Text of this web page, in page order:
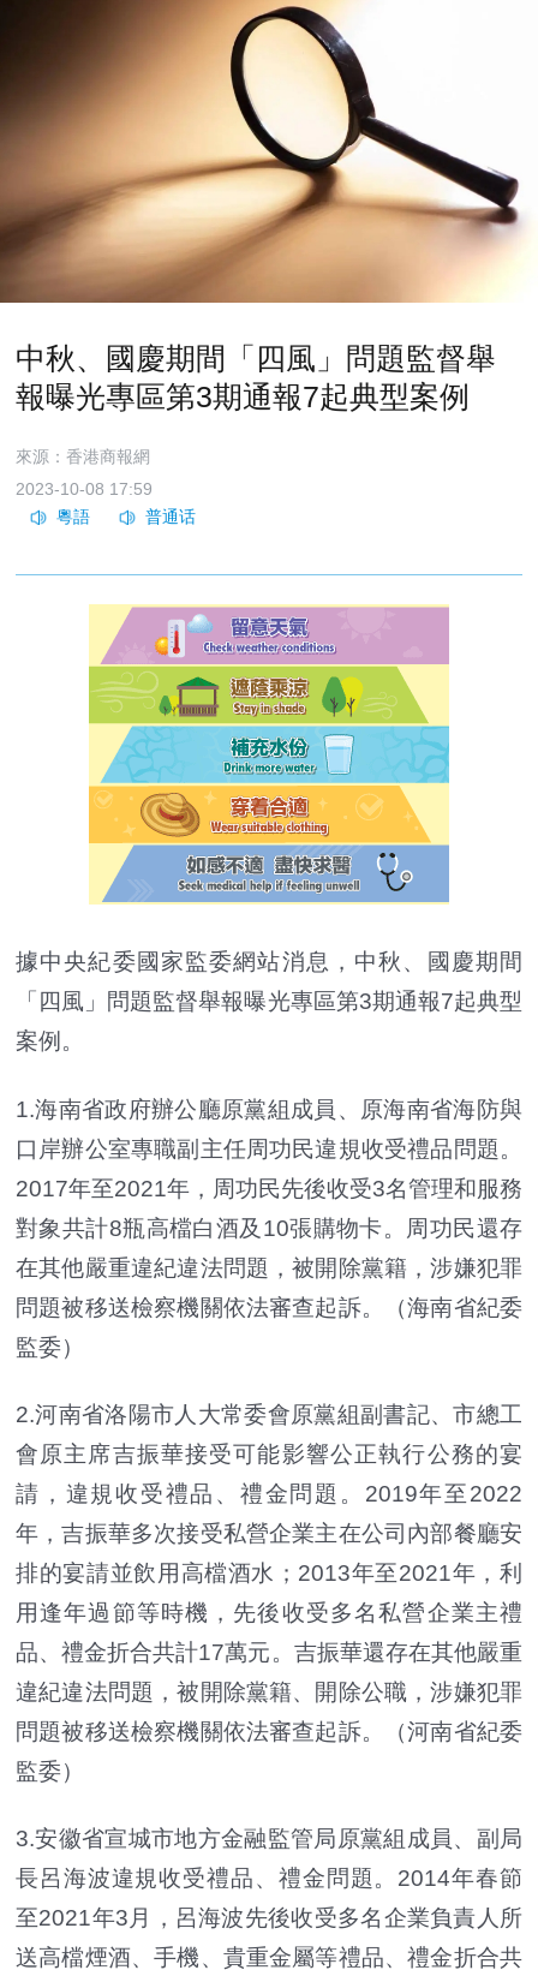
中秋、國慶期間「四風」問題監督舉
報曝光專區第3期通報7起典型案例
來源：香港商報網
2023-10-08 17:59
據中央紀委國家監委網站消息，中秋、國慶期間
「四風」問題監督舉報曝光專區第3期通報7起典型
案例。
1.海南省政府辦公廳原黨組成員、原海南省海防與
口岸辦公室專職副主任周功民違規收受禮品問題。
2017年至2021年，周功民先後收受3名管理和服務
對象共計8瓶高檔白酒及10張購物卡。周功民還存
在其他嚴重違紀違法問題，被開除黨籍，涉嫌犯罪
問題被移送檢察機關依法審查起訴。（海南省紀委
監委）
2.河南省洛陽市人大常委會原黨組副書記、市總工
會原主席吉振華接受可能影響公正執行公務的宴
請，違規收受禮品、禮金問題。2019年至2022
年，吉振華多次接受私營企業主在公司內部餐廳安
排的宴請並飲用高檔酒水；2013年至2021年，利
用逢年過節等時機，先後收受多名私營企業主禮
品、禮金折合共計17萬元。吉振華還存在其他嚴重
違紀違法問題，被開除黨籍、開除公職，涉嫌犯罪
問題被移送檢察機關依法審查起訴。（河南省紀委
監委）
3.安徽省宣城市地方金融監管局原黨組成員、副局
長呂海波違規收受禮品、禮金問題。2014年春節
至2021年3月，呂海波先後收受多名企業負責人所
送高檔煙酒、手機、貴重金屬等禮品、禮金折合共